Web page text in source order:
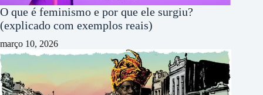
O que é feminismo e por que ele surgiu?
(explicado com exemplos reais)
março 10, 2026